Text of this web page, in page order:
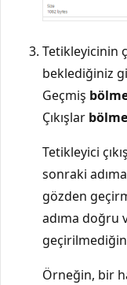
Tetikleyicinin
beklediğiniz
Geçmiş
Çıkışlar
Tetikleyici
sonraki
gözden
adıma doğru
Örneğin, bir